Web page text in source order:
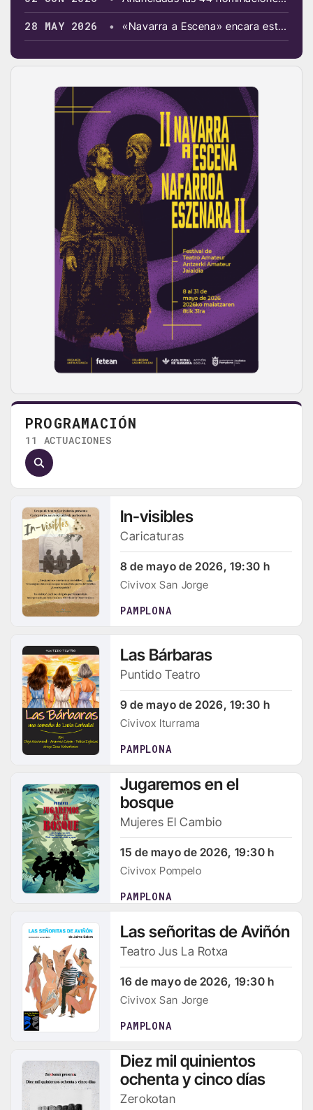
28 MAY 2026 • «Navarra a Escena» encara este fin de semana su recta final
PROGRAMACIÓN
11 ACTUACIONES
In-visibles
Caricaturas
8 de mayo de 2026, 19:30 h
Civivox San Jorge
PAMPLONA
Las Bárbaras
Puntido Teatro
9 de mayo de 2026, 19:30 h
Civivox Iturrama
PAMPLONA
Jugaremos en el
bosque
Mujeres El Cambio
15 de mayo de 2026, 19:30 h
Civivox Pompelo
PAMPLONA
Las señoritas de Aviñón
Teatro Jus La Rotxa
16 de mayo de 2026, 19:30 h
Civivox San Jorge
PAMPLONA
Diez mil quinientos
ochenta y cinco días
Zerokotan